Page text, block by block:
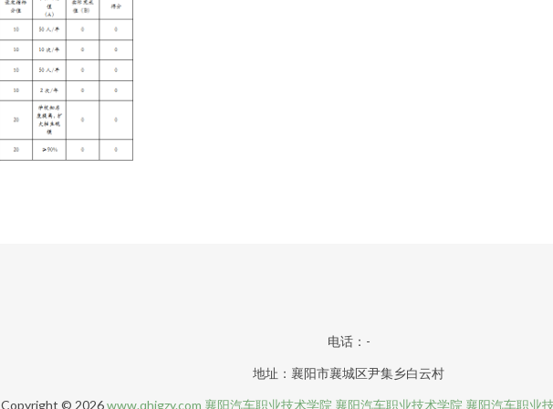
电话：-
地址：襄阳市襄城区尹集乡白云村
Copyright © 2026www.qhjgzy.com 襄阳汽车职业技术学院 襄阳汽车职业技术学院 襄阳汽车职业